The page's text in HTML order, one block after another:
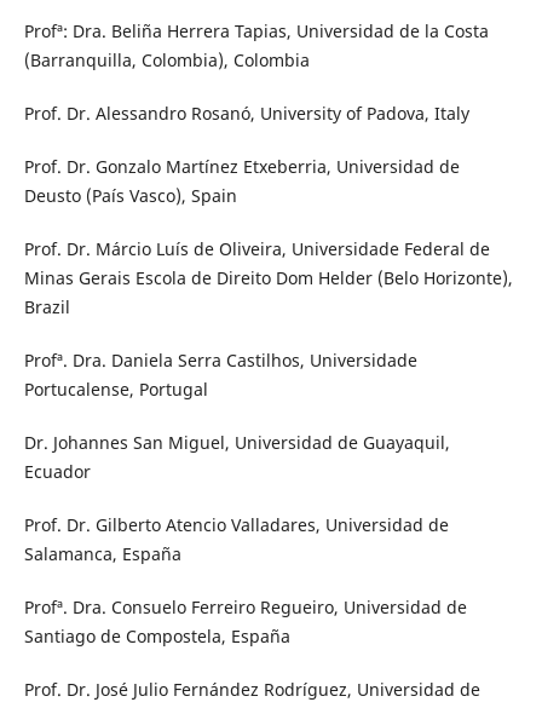
Profª: Dra. Beliña Herrera Tapias, Universidad de la Costa
(Barranquilla, Colombia), Colombia
Prof. Dr. Alessandro Rosanó, University of Padova, Italy
Prof. Dr. Gonzalo Martínez Etxeberria, Universidad de
Deusto (País Vasco), Spain
Prof. Dr. Márcio Luís de Oliveira, Universidade Federal de
Minas Gerais Escola de Direito Dom Helder (Belo Horizonte),
Brazil
Profª. Dra. Daniela Serra Castilhos, Universidade
Portucalense, Portugal
Dr. Johannes San Miguel, Universidad de Guayaquil,
Ecuador
Prof. Dr. Gilberto Atencio Valladares, Universidad de
Salamanca, España
Profª. Dra. Consuelo Ferreiro Regueiro, Universidad de
Santiago de Compostela, España
Prof. Dr. José Julio Fernández Rodríguez, Universidad de